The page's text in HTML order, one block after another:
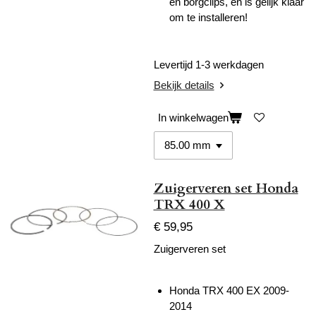
om te installeren!
Levertijd 1-3 werkdagen
Bekijk details
In winkelwagen
Zuigerveren set Honda
TRX 400 X
€ 59,95
Zuigerveren set
Honda TRX 400 EX 2009-
2014